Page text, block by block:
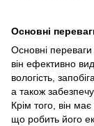
Основні
Основні
він ефективно
вологість,
а також
Крім того, він
що робить його